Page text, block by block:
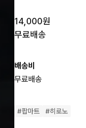
14,000원
무료배송
배송비
무료배송
#팝마트 #히로노